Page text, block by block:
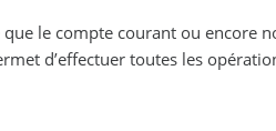
que le compte courant ou encore
d’effectuer toutes les